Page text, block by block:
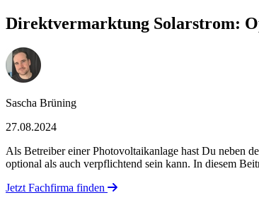
Direktvermarktung Solarstrom:
Sascha Brüning
27.08.2024
Als Betreiber einer Photovoltaikanlage hast Du neben
optional als auch verpflichtend sein kann. In diesem
Jetzt Fachfirma finden